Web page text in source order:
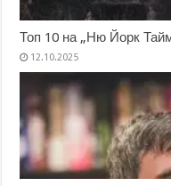
Топ 10 на „Ню Йорк
12.10.2025